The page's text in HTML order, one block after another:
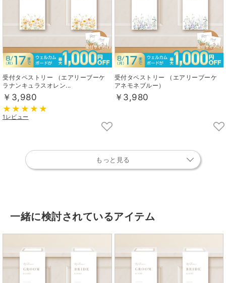
受付タペストリー （エアリーブーケ
ラナンキュラスオレン...
￥3,980
1レビュー
受付タペストリー （エアリーブーケ
アネモネブルー）
￥3,980
もっと見る
一緒に検討されているアイテム